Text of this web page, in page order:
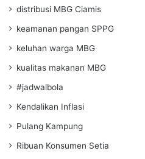
distribusi MBG Ciamis
keamanan pangan SPPG
keluhan warga MBG
kualitas makanan MBG
#jadwalbola
Kendalikan Inflasi
Pulang Kampung
Ribuan Konsumen Setia